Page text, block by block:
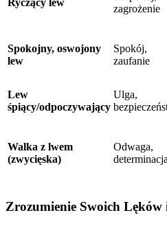
zagrożenie
Spokojny, oswojony
lew
Spokój,
zaufanie
Lew
śpiący/odpoczywający
Ulga,
Walka z lwem
(zwycięska)
Odwaga,
determinacja
Zrozumienie Swoich